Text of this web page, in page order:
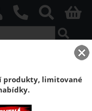
RED
ONE M 2.0
produkty, limitované